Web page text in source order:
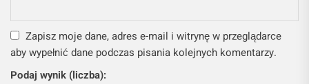
Zapisz moje dane, adres e-mail i witrynę w przeglądarce
aby wypełnić dane podczas pisania kolejnych komentarzy.
Podaj wynik (liczba):